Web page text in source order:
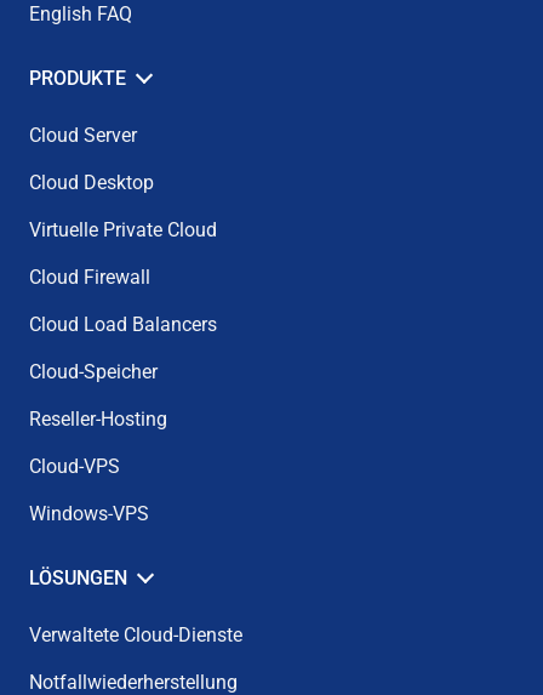
English FAQ
PRODUKTE
Cloud Server
Cloud Desktop
Virtuelle Private Cloud
Cloud Firewall
Cloud Load Balancers
Cloud-Speicher
Reseller-Hosting
Cloud-VPS
Windows-VPS
LÖSUNGEN
Verwaltete Cloud-Dienste
Notfallwiederherstellung